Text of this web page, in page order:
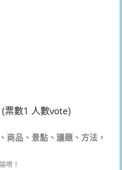
票數1 人數vote)
商品、景點、議題、方法，
唷！